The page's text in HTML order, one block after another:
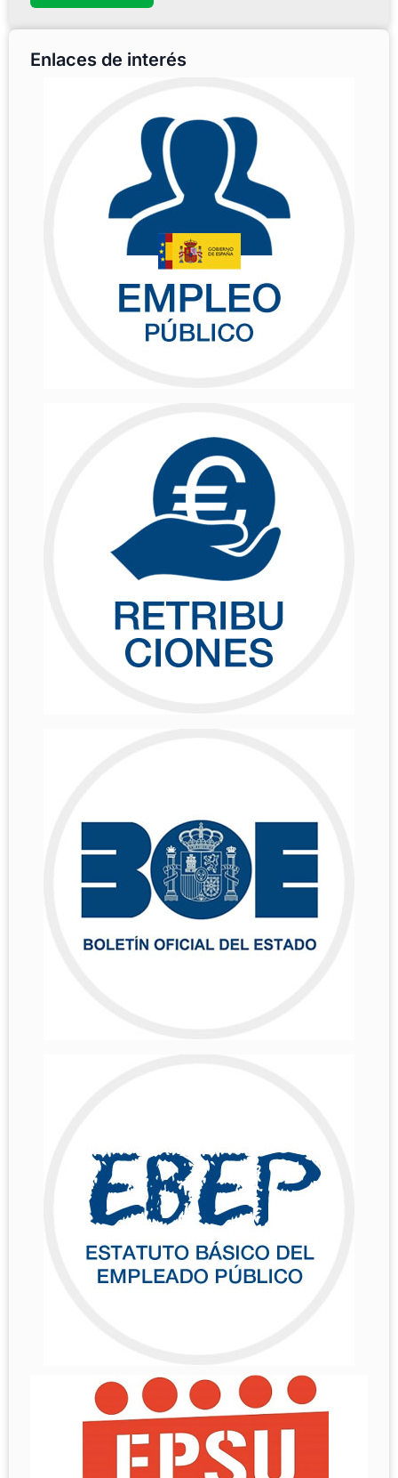
Enlaces de interés